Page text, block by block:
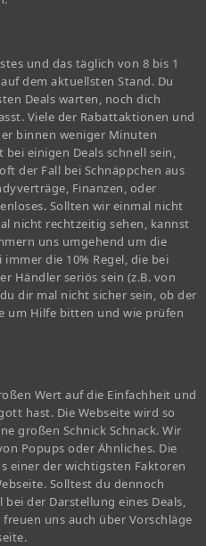
und das täglich von 8 bis 1
dem aktuellsten Stand. Du
Deals warten, noch dich
Viele der Rabattaktionen und
binnen weniger Minuten
einigen Deals schnell sein,
der Fall bei Schnäppchen aus
Finanzen, oder
Sollten wir einmal nicht
nicht rechtzeitig sehen, kannst
uns umgehend um die
die 10% Regel, die bei
Händler seriös sein (z.B. von
dir mal nicht sicher sein, ob der
um Hilfe bitten und wie prüfen
Wert auf die Einfachheit und
hast. Die Webseite wird so
großen Schnick Schnack. Wir
Popups oder Ähnliches. Die
einer der wichtigsten Faktoren
Solltest du dennoch
der Darstellung eines Deals,
uns auch über Vorschläge